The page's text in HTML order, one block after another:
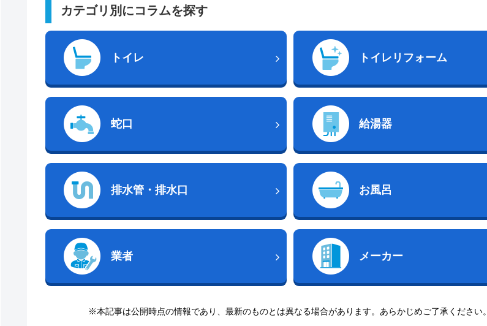
カテゴリ別にコラムを探す
トイレ トイレリフォーム
蛇口 給湯器
排水管・排水口 お風呂
業者 メーカー
※本記事は公開時点の情報であり、最新のものとは異なる場合があります。あらかじめご了承ください。